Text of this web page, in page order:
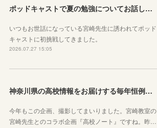
ポッドキャストで夏の勉強についてお話ししています！
いつもお世話になっている宮崎先生に誘われてポッド
キャストに初挑戦してきました。
2026.07.27 15:05
神奈川県の高校情報をお届けする毎年恒例のコラボ企画のお知らせ
今年もこの企画、撮影してまいりました。宮崎教室の
宮崎先生とのコラボ企画『高校ノート』ですね。昨…